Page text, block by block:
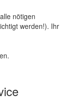
nötigen
werden!). Ihr